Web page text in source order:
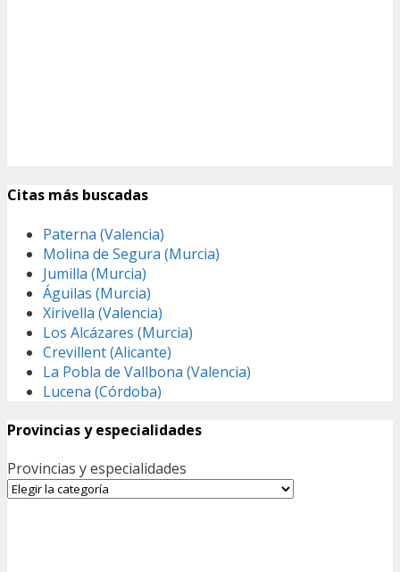
Citas más buscadas
Paterna (Valencia)
Molina de Segura (Murcia)
Jumilla (Murcia)
Águilas (Murcia)
Xirivella (Valencia)
Los Alcázares (Murcia)
Crevillent (Alicante)
La Pobla de Vallbona (Valencia)
Lucena (Córdoba)
Provincias y especialidades
Provincias y especialidades